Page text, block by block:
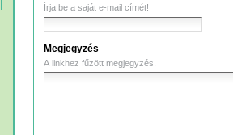
Írja be a saját e-mail címét!
Megjegyzés
A linkhez fűzött megjegyzés.